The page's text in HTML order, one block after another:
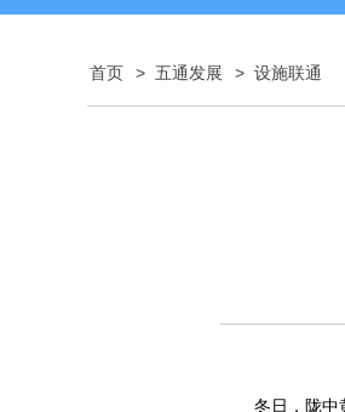
首页 > 五通发展 > 设施联通
冬日，陇中